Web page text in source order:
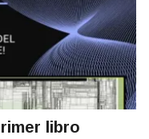
libro